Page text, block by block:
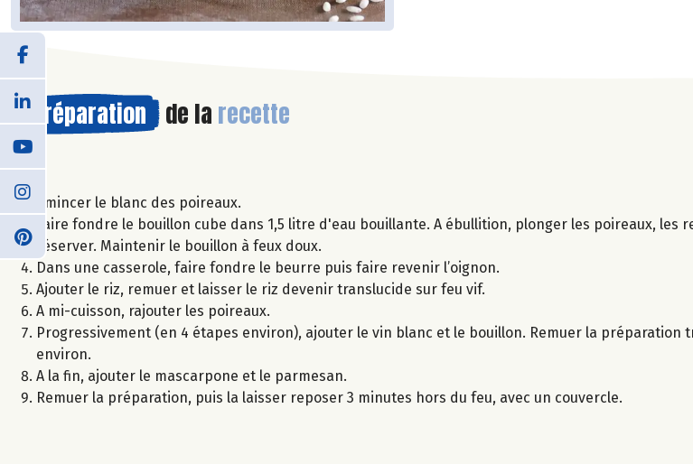
Préparation de la recette
Emincer le blanc des poireaux.
Faire fondre le bouillon cube dans 1,5 litre d'eau bouillante. A ébullition, plonger les poireaux, les
réserver. Maintenir le bouillon à feux doux.
Dans une casserole, faire fondre le beurre puis faire revenir l’oignon.
Ajouter le riz, remuer et laisser le riz devenir translucide sur feu vif.
A mi-cuisson, rajouter les poireaux.
Progressivement (en 4 étapes environ), ajouter le vin blanc et le bouillon. Remuer la préparation
environ.
A la fin, ajouter le mascarpone et le parmesan.
Remuer la préparation, puis la laisser reposer 3 minutes hors du feu, avec un couvercle.